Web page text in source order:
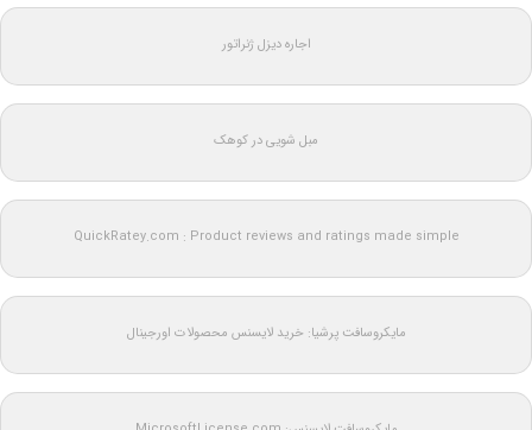
اجاره دیزل ژنراتور
مبل شویی در کوهک
QuickRatey.com : Product reviews and ratings made simple
مایکروسافت پرشیا: خرید لایسنس محصولات اورجینال